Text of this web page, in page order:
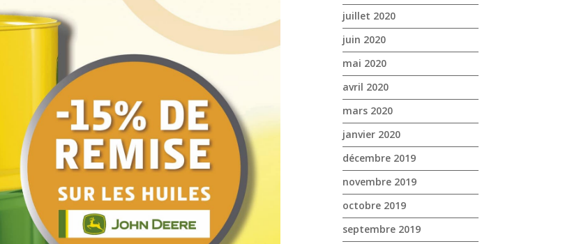
juillet 2020
juin 2020
mai 2020
avril 2020
mars 2020
janvier 2020
décembre 2019
novembre 2019
octobre 2019
septembre 2019